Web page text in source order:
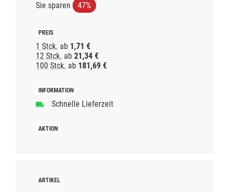
Sie sparen 47%
1 Stck. ab 1,71 €
12 Stck. ab 21,34 €
100 Stck. ab 181,69 €
Schnelle Lieferzeit